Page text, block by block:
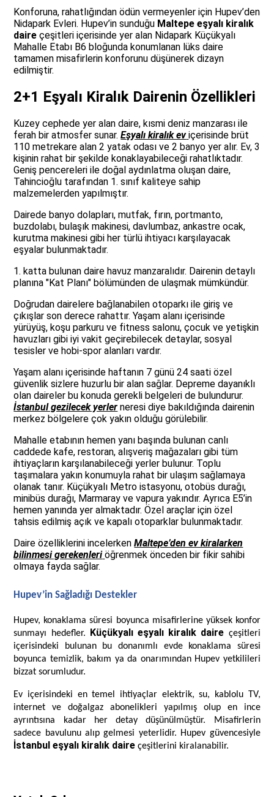
Konforuna, rahatlığından ödün vermeyenler için Hupev’den
Nidapark Evleri. Hupev’in sunduğu Maltepe eşyalı kiralık
daire çeşitleri içerisinde yer alan Nidapark Küçükyalı
Mahalle Etabı B6 bloğunda konumlanan lüks daire
tamamen misafirlerin konforunu düşünerek dizayn
edilmiştir.
2+1 Eşyalı Kiralık Dairenin Özellikleri
Kuzey cephede yer alan daire, kısmi deniz manzarası ile
ferah bir atmosfer sunar.Eşyalı kiralık ev içerisinde brüt
110 metrekare alan 2 yatak odası ve 2 banyo yer alır. Ev, 3
kişinin rahat bir şekilde konaklayabileceği rahatlıktadır.
Geniş pencereleri ile doğal aydınlatma oluşan daire,
Tahincioğlu tarafından 1. sınıf kaliteye sahip
malzemelerden yapılmıştır.
Dairede banyo dolapları, mutfak, fırın, portmanto,
buzdolabı, bulaşık makinesi, davlumbaz, ankastre ocak,
kurutma makinesi gibi her türlü ihtiyacı karşılayacak
eşyalar bulunmaktadır.
1. katta bulunan daire havuz manzaralıdır. Dairenin detaylı
planına "Kat Planı" bölümünden de ulaşmak mümkündür.
Doğrudan dairelere bağlanabilen otoparkı ile giriş ve
çıkışlar son derece rahattır. Yaşam alanı içerisinde
yürüyüş, koşu parkuru ve fitness salonu, çocuk ve yetişkin
havuzları gibi iyi vakit geçirebilecek detaylar, sosyal
tesisler ve hobi-spor alanları vardır.
Yaşam alanı içerisinde haftanın 7 günü 24 saati özel
güvenlik sizlere huzurlu bir alan sağlar. Depreme dayanıklı
olan daireler bu konuda gerekli belgeleri de bulundurur.
İstanbul gezilecek yerler neresi diye bakıldığında dairenin
merkez bölgelere çok yakın olduğu görülebilir.
Mahalle etabının hemen yanı başında bulunan canlı
caddede kafe, restoran, alışveriş mağazaları gibi tüm
ihtiyaçların karşılanabileceği yerler bulunur. Toplu
taşımalara yakın konumuyla rahat bir ulaşım sağlamaya
olanak tanır. Küçükyalı Metro istasyonu, otobüs durağı,
minibüs durağı, Marmaray ve vapura yakındır. Ayrıca E5’in
hemen yanında yer almaktadır. Özel araçlar için özel
tahsis edilmiş açık ve kapalı otoparklar bulunmaktadır.
Daire özelliklerini incelerkenMaltepe’den ev kiralarken
bilinmesi gerekenleri öğrenmek önceden bir fikir sahibi
olmaya fayda sağlar.
Hupev’in Sağladığı Destekler
Hupev, konaklama süresi boyunca misafirlerine yüksek konfor
sunmayı hedefler. Küçükyalı eşyalı kiralık daire çeşitleri
içerisindeki bulunan bu donanımlı evde konaklama süresi
boyunca temizlik, bakım ya da onarımından Hupev yetkilileri
bizzat sorumludur.
Ev içerisindeki en temel ihtiyaçlar elektrik, su, kablolu TV,
internet ve doğalgaz abonelikleri yapılmış olup en ince
ayrıntısına kadar her detay düşünülmüştür. Misafirlerin
sadece bavulunu alıp gelmesi yeterlidir. Hupev güvencesiyle
İstanbul eşyalı kiralık daire çeşitlerini kiralanabilir.